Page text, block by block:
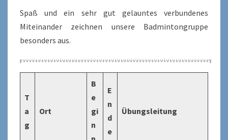
Spaß und ein sehr gut gelauntes verbundenes
Miteinander zeichnen unsere Badmintongruppe
besonders aus.
T
a
g
Ort
B
e
gi
n
E
n
d
e
Übungsleitung